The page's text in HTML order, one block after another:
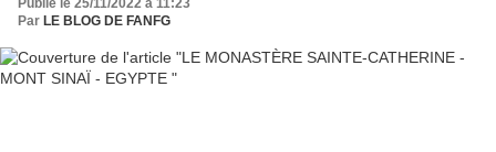
Publié le 25/11/2022 à 11:23
Par LE BLOG DE FANFG